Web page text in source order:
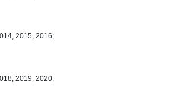
2015, 2016;
2019, 2020;